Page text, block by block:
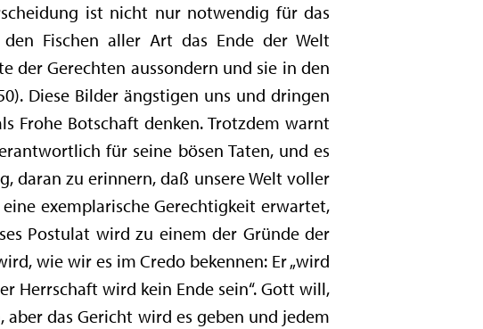
ist nicht nur notwendig für das
Fischen aller Art das Ende der Welt
der Gerechten aussondern und sie in den
Diese Bilder ängstigen uns und dringen
Frohe Botschaft denken. Trotzdem warnt
für seine bösen Taten, und es
daran zu erinnern, daß unsere Welt voller
exemplarische Gerechtigkeit erwartet,
Postulat wird zu einem der Gründe der
wie wir es im Credo bekennen: Er „wird
Herrschaft wird kein Ende sein“. Gott will,
das Gericht wird es geben und jedem